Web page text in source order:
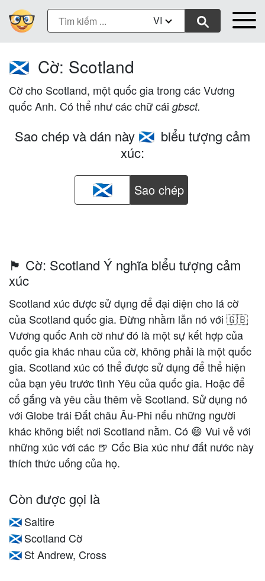
VI
🏴󠁧󠁢󠁳󠁣󠁴󠁿 Cờ: Scotland
Cờ cho Scotland, một quốc gia trong các Vương
quốc Anh. Có thể như các chữ cái gbsct.
Sao chép và dán này 🏴󠁧󠁢󠁳󠁣󠁴󠁿 biểu tượng cảm
xúc:
Sao chép
🏴󠁧󠁢󠁳󠁣󠁴󠁿 Cờ: Scotland Ý nghĩa biểu tượng cảm
xúc
Scotland xúc được sử dụng để đại diện cho lá cờ
của Scotland quốc gia. Đừng nhầm lẫn nó với 🇬🇧
Vương quốc Anh cờ như đó là một sự kết hợp của
quốc gia khác nhau của cờ, không phải là một quốc
gia. Scotland xúc có thể được sử dụng để thể hiện
của bạn yêu trước tình Yêu của quốc gia. Hoặc để
cố gắng và yêu cầu thêm về Scotland. Sử dụng nó
với Globe trái Đất châu Âu-Phi nếu những người
khác không biết nơi Scotland nằm. Có 😄 Vui vẻ với
những xúc với các 🍺 Cốc Bia xúc như đất nước này
thích thức uống của họ.
Còn được gọi là
🏴󠁧󠁢󠁳󠁣󠁴󠁿 Saltire
🏴󠁧󠁢󠁳󠁣󠁴󠁿 Scotland Cờ
🏴󠁧󠁢󠁳󠁣󠁴󠁿 St Andrew, Cross